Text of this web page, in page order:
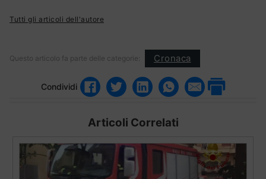
Tutti gli articoli dell'autore
Questo articolo fa parte delle categorie: Cronaca
Condividi
Articoli Correlati